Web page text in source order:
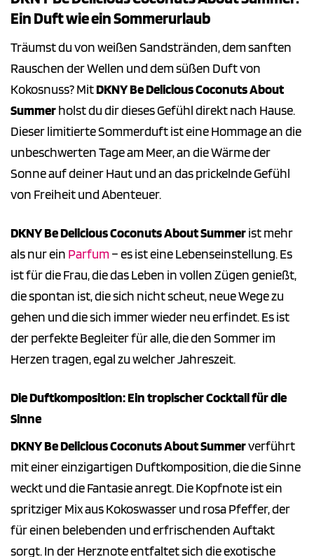
Ein Duft wie ein Sommerurlaub
Träumst du von weißen Sandstränden, dem sanften
Rauschen der Wellen und dem süßen Duft von
Kokosnuss? MitDKNY Be Delicious Coconuts About
Summerholst du dir dieses Gefühl direkt nach Hause.
Dieser limitierte Sommerduft ist eine Hommage an die
unbeschwerten Tage am Meer, an die Wärme der
Sonne auf deiner Haut und an das prickelnde Gefühl
von Freiheit und Abenteuer.
DKNY Be Delicious Coconuts About Summerist mehr
als nur ein Parfum – es ist eine Lebenseinstellung. Es
ist für die Frau, die das Leben in vollen Zügen genießt,
die spontan ist, die sich nicht scheut, neue Wege zu
gehen und die sich immer wieder neu erfindet. Es ist
der perfekte Begleiter für alle, die den Sommer im
Herzen tragen, egal zu welcher Jahreszeit.
Die Duftkomposition: Ein tropischer Cocktail für die
Sinne
DKNY Be Delicious Coconuts About Summerverführt
mit einer einzigartigen Duftkomposition, die die Sinne
weckt und die Fantasie anregt. Die Kopfnote ist ein
spritziger Mix aus Kokoswasser und rosa Pfeffer, der
für einen belebenden und erfrischenden Auftakt
sorgt. In der Herznote entfaltet sich die exotische